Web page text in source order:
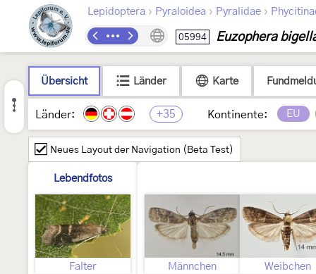
Lepidoptera › Pyraloidea › Pyralidae ›
05994 Euzophera
Übersicht Länder Karte
Länder: +35 Kontinente: EU
Neues Layout der Navigation (Beta Test)
Lebendfotos
Falter Männchen Weibchen